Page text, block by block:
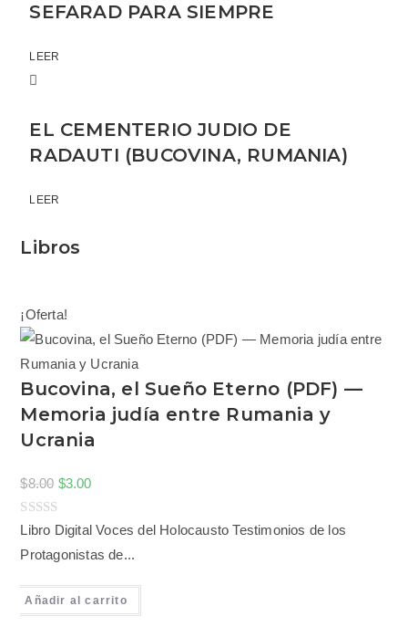
SEFARAD PARA SIEMPRE
LEER
EL CEMENTERIO JUDIO DE
RADAUTI (BUCOVINA, RUMANIA)
LEER
Libros
¡Oferta!
Bucovina, el Sueño Eterno (PDF) —
Memoria judía entre Rumania y
Ucrania
$8.00 $3.00
V
a
o
r
Libro Digital Voces del Holocausto Testimonios de los
Protagonistas de...
Añadir al carrito